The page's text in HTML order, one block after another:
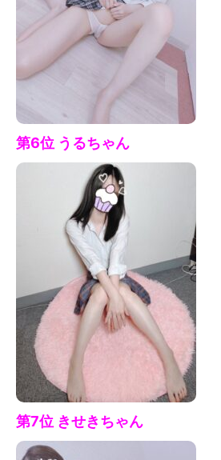
第6位 うるちゃん
第7位 きせきちゃん